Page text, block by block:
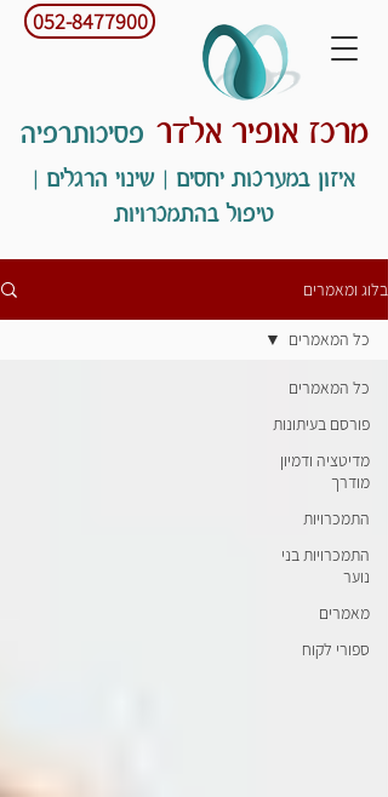
052-8477900
מרכז אופיר אלדר פסיכותרפיה
איזון במערכות יחסים | שינוי הרגלים |
טיפול בהתמכרויות
בלוג ומאמרים
כל המאמרים
פורסם בעיתונות
מדיטציה ודמיון
מודרך
התמכרויות
התמכרויות בני
נוער
מאמרים
ספורי לקוח
כל המאמרים